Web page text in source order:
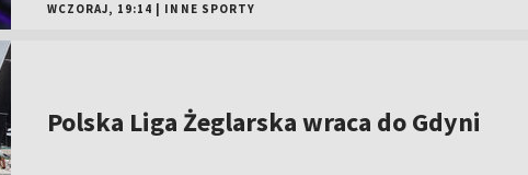
WCZORAJ, 19:14 INNE SPORTY
Polska Liga Żeglarska wraca do Gdyni